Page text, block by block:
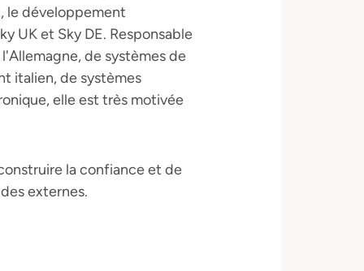
le développement
UK et Sky DE. Responsable
de systèmes de
italien, de systèmes
elle est très motivée
la confiance et de
externes.